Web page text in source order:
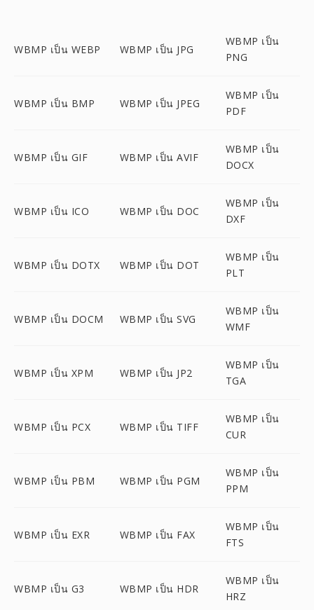
WBMP เป็น WEBP WBMP เป็น JPG
WBMP เป็น
PNG
WBMP เป็น BMP WBMP เป็น JPEG
WBMP เป็น
PDF
WBMP เป็น GIF WBMP เป็น AVIF
WBMP เป็น
DOCX
WBMP เป็น ICO WBMP เป็น DOC
WBMP เป็น
DXF
WBMP เป็น DOTX WBMP เป็น DOT
WBMP เป็น
PLT
WBMP เป็น DOCM WBMP เป็น SVG
WBMP เป็น
WMF
WBMP เป็น XPM WBMP เป็น JP2
WBMP เป็น
TGA
WBMP เป็น PCX WBMP เป็น TIFF
WBMP เป็น
CUR
WBMP เป็น PBM WBMP เป็น PGM
WBMP เป็น
PPM
WBMP เป็น EXR WBMP เป็น FAX
WBMP เป็น
FTS
WBMP เป็น G3 WBMP เป็น HDR
WBMP เป็น
HRZ